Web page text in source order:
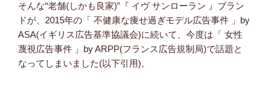
そんな“老舗(しかも良家)”『 イヴ サンローラン 』ブラン
ドが、2015年の「 不健康な痩せ過ぎモデル広告事件 」by
ASA(イギリス広告基準協議会)に続いて、今度は「 女性
蔑視広告事件 」by ARPP(フランス広告規制局)で話題と
なってしまいました(以下引用)。